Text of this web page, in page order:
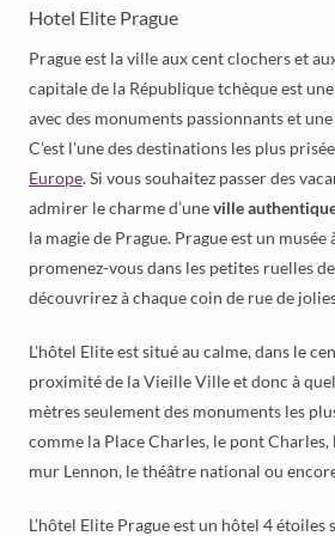
Hotel Elite Prague
Prague est la ville aux cent clochers et
capitale de la République tchèque est
avec des monuments passionnants et
C’est l'une des destinations les plus
Europe. Si vous souhaitez passer des
admirer le charme d’uneville
la magie de Prague. Prague est un musée
promenez-vous dans les petites ruelles
découvrirez à chaque coin de rue de
L'hôtel Elite est situé au calme, dans le
proximité de la Vieille Ville et donc à
mètres seulement des monuments les
comme la Place Charles, le pont Charles,
mur Lennon, le théâtre national ou
L’hôtel Elite Prague est un hôtel 4 étoiles